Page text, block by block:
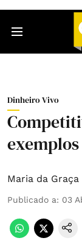
Dinheiro Vivo
Maria da Graça
Publicado a: 03